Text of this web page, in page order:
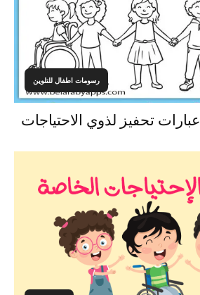
رسومات اطفال للتلوين
تحفيز لذوي الاحتياجات